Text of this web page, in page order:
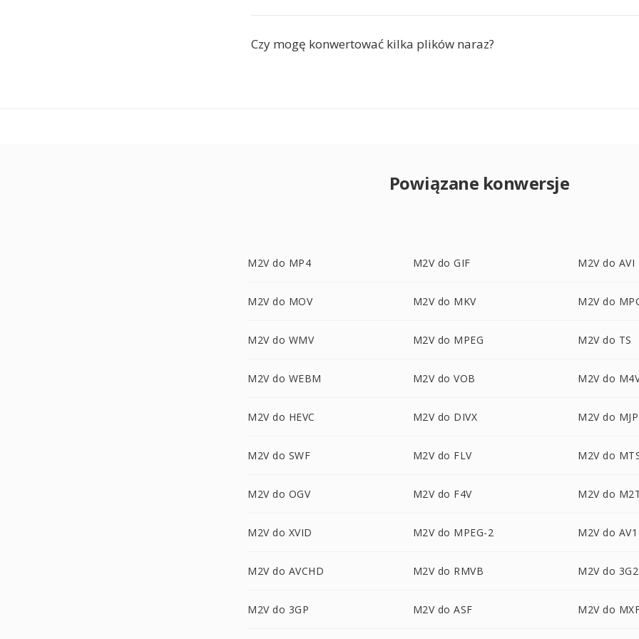
Czy mogę konwertować kilka plików naraz?
Powiązane konwersje
M2V do MP4 M2V do GIF M2V do AVI
M2V do MOV M2V do MKV M2V do
M2V do WMV M2V do MPEG M2V do TS
M2V do WEBM M2V do VOB M2V do
M2V do HEVC M2V do DIVX M2V do
M2V do SWF M2V do FLV M2V do
M2V do OGV M2V do F4V M2V do
M2V do XVID M2V do MPEG-2 M2V do AV1
M2V do AVCHD M2V do RMVB M2V do 3G2
M2V do 3GP M2V do ASF M2V do